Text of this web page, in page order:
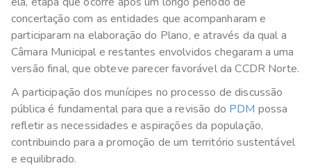
concertação com as entidades que acompanharam e
participaram na elaboração do Plano, e através da qual a
Câmara Municipal e restantes envolvidos chegaram a uma
versão final, que obteve parecer favorável da CCDR Norte.
A participação dos munícipes no processo de discussão
pública é fundamental para que a revisão do PDM possa
refletir as necessidades e aspirações da população,
contribuindo para a promoção de um território sustentável
e equilibrado.